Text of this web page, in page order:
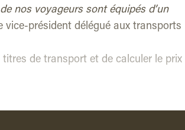
nos voyageurs sont équipés d’un
vice-président délégué aux transports
titres de transport et de calculer le prix